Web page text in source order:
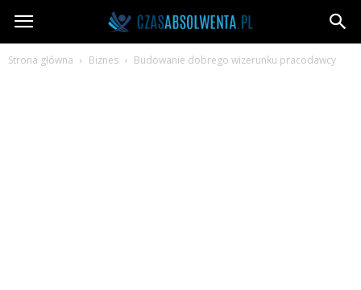
CzasAbsolwenta.pl
Strona główna Biznes Budowanie dobrego wizerunku pracodawcy